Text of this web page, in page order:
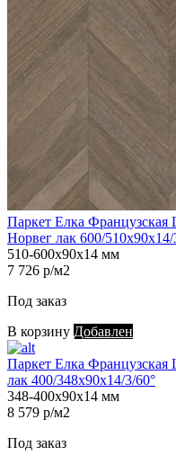
Паркет Елка Французская
Норвег лак 600/510х90х14/
510-600х90х14 мм
7 726 р/м2
Под заказ
В корзину Добавлен
Паркет Елка
лак 400/348х90х14/3/60°
348-400х90х14 мм
8 579 р/м2
Под заказ